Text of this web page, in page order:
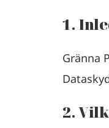
1.
Gränna
2.